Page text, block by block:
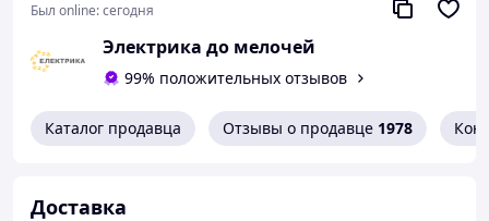
Был online:сегодня
Электрика до мелочей
99% положительных отзывов
Каталог продавца Отзывы о продавце 1978
Доставка